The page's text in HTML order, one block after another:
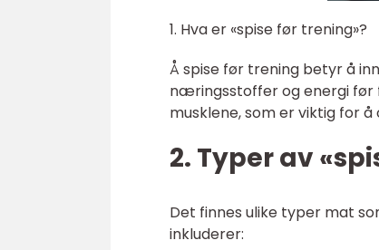
1. Hva er «spise før trening»?
Å spise før trening betyr å
næringsstoffer og energi før
musklene, som er viktig for
2. Typer av
Det finnes ulike typer mat
inkluderer: